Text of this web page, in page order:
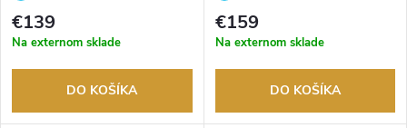
tovaru. Autorizovaný predajca.
€139
Na externom sklade
DO KOŠÍKA
tovaru. Autorizovaný predajca.
€159
Na externom sklade
DO KOŠÍKA